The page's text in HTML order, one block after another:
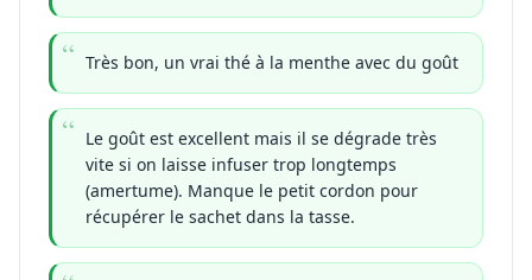
Très bon, un vrai thé à la menthe avec du goût
Le goût est excellent mais il se dégrade très
vite si on laisse infuser trop longtemps
(amertume). Manque le petit cordon pour
récupérer le sachet dans la tasse.